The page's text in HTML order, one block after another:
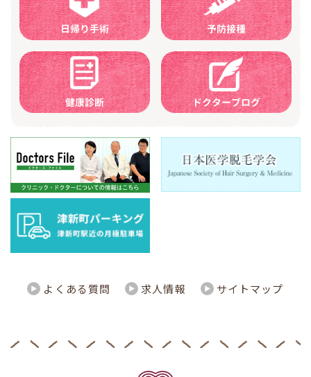
日帰り手術 予防接種
健康診断 ドクターブログ
よくある質問 求人情報 サイトマップ